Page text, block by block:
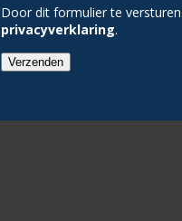
Door dit formulier te
privacyverklaring.
Verzenden